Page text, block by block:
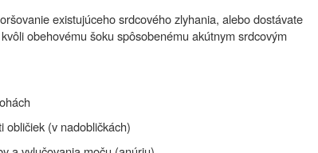
existujúceho srdcového zlyhania, alebo dostávate
obehovému šoku spôsobenému akútnym srdcovým
obličiek (v nadobličkách)